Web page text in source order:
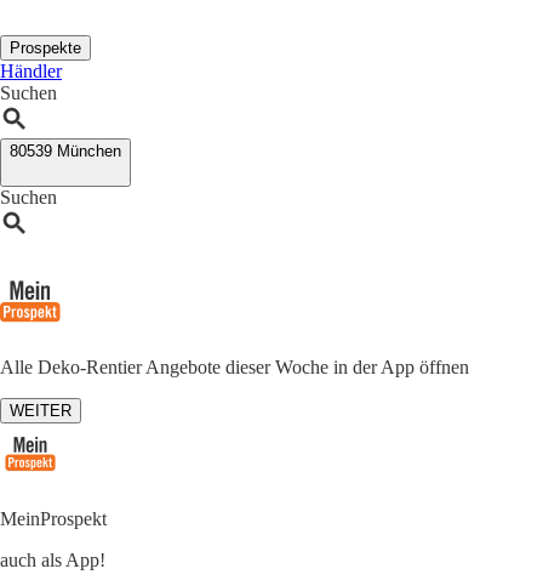
Prospekte
Händler
Suchen
80539 München
Suchen
Alle Deko-Rentier Angebote dieser Woche in der App öffnen
WEITER
MeinProspekt
auch als App!